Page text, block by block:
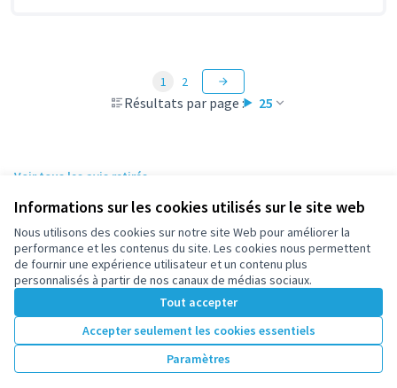
Informations sur les cookies utilisés sur le site web
Nous utilisons des cookies sur notre site Web pour améliorer la
performance et les contenus du site. Les cookies nous permettent
de fournir une expérience utilisateur et un contenu plus
personnalisés à partir de nos canaux de médias sociaux.
Tout accepter
Accepter seulement les cookies essentiels
Paramètres
Résultats par page : 25
1 2
Voir tous les avis retirés
Conditions d'utilisation
Paramètres des cookies
participez.nanterre.fr sur X
(Lien externe)
participez.nanterre.fr sur Facebook
participez.nanterre.fr sur Instagram
participez.nanterre.fr sur YouTube
(Lien externe)
participez.nanterre.fr sur GitHub
(Lien externe)
Site réalisé grâce aulogiciel libre Decidim .
Licence
(Lien